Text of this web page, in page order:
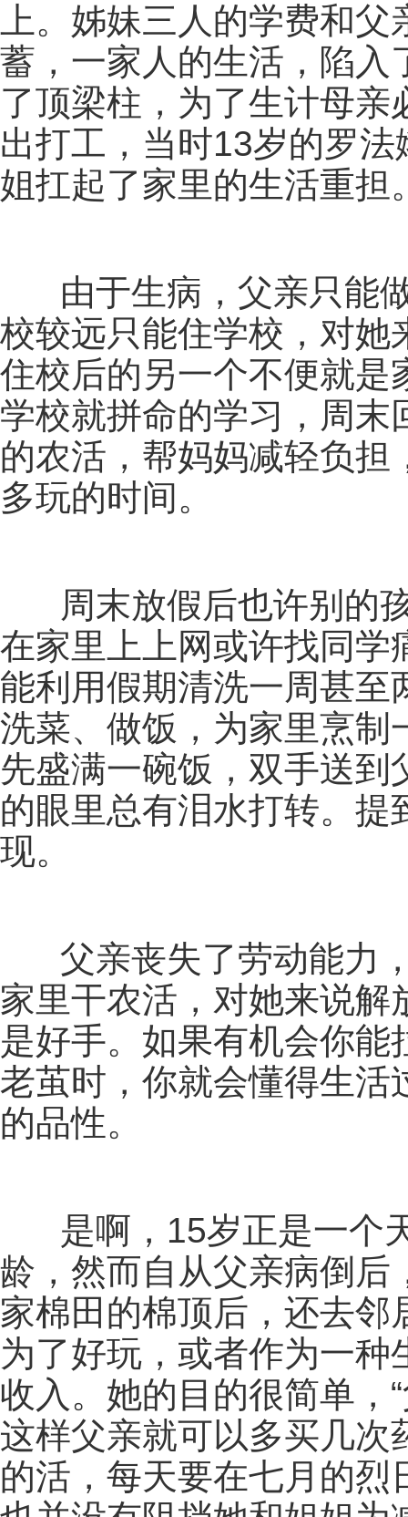
上。姊妹三人的学费和
蓄，一家人的生活，陷入
了顶梁柱，为了生计母
出打工，当时13岁的罗
姐扛起了家里的生活重担
由于生病，父亲只能
校较远只能住学校，对她
住校后的另一个不便就是
学校就拼命的学习，周末
的农活，帮妈妈减轻负
多玩的时间。
周末放假后也许别的
在家里上上网或许找同学
能利用假期清洗一周甚至
洗菜、做饭，为家里烹制
先盛满一碗饭，双手送
的眼里总有泪水打转。
现。
父亲丧失了劳动能力
家里干农活，对她来说
是好手。如果有机会你
老茧时，你就会懂得生
的品性。
是啊，15岁正是一个天
龄，然而自从父亲病倒后
家棉田的棉顶后，还去
为了好玩，或者作为一
收入。她的目的很简单，
这样父亲就可以多买几次
的活，每天要在七月的